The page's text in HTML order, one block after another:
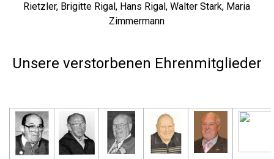
Rietzler, Brigitte Rigal, Hans Rigal, Walter Stark, Maria
Zimmermann
Unsere verstorbenen Ehrenmitglieder